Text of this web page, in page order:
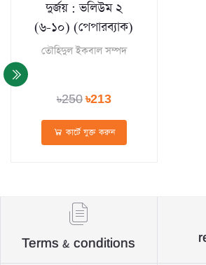
দুর্জয় : ভলিউম ২
(৬-১০) (পেপারব্যাক)
তৌহিদুল ইকবাল সম্পদ
৳250৳213
কার্টে যুক্ত করুন
Terms & conditions